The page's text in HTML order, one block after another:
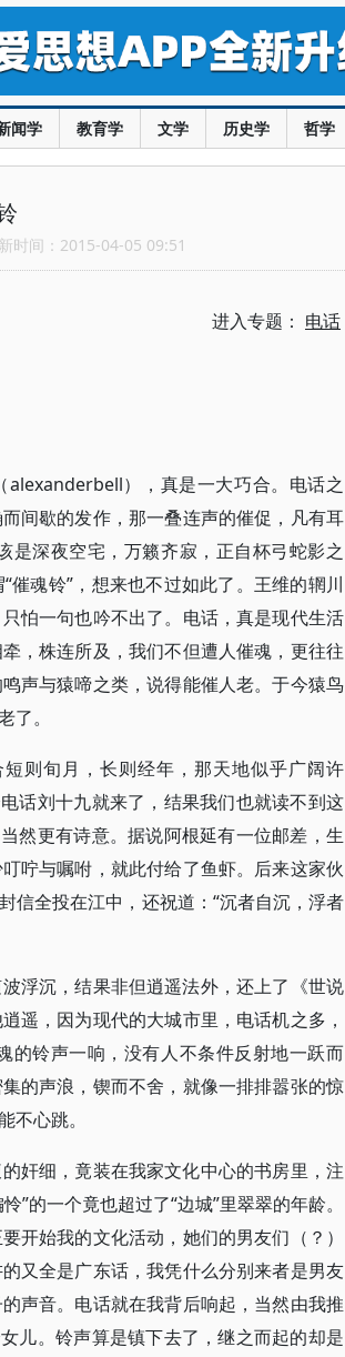
闻学 教育学 文学 历史学 哲学
时间：2015-04-05 09:51
进入专题： 电话
alexanderbell），真是一大巧合。电话之
间歇的发作，那一叠连声的催促，凡有耳
是深夜空宅，万籁齐寂，正自杯弓蛇影之
魂铃”，想来也不过如此了。王维的辋川
怕一句也吟不出了。电话，真是现代生活
，株连所及，我们不但遭人催魂，更往往
声与猿啼之类，说得能催人老。于今猿鸟
。
则旬月，长则经年，那天地似乎广阔许
话刘十九就来了，结果我们也就读不到这
然更有诗意。据说阿根延有一位邮差，生
咛与嘱咐，就此付给了鱼虾。后来这家伙
信全投在江中，还祝道：“沉者自沉，浮者
浮沉，结果非但逍遥法外，还上了《世说
遥，因为现代的大城市里，电话机之多，
的铃声一响，没有人不条件反射地一跃而
的声浪，锲而不舍，就像一排排嚣张的惊
心跳。
奸细，竟装在我家文化中心的书房里，注
的一个竟也超过了“边城”里翠翠的年龄。
开始我的文化活动，她们的男友们（？）
又全是广东话，我凭什么分别来者是男友
声音。电话就在我背后响起，当然由我推
儿。铃声算是镇下去了，继之而起的却是